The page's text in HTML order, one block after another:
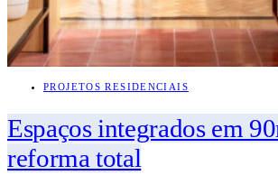
PROJETOS RESIDENCIAIS
Espaços integrados em
reforma total